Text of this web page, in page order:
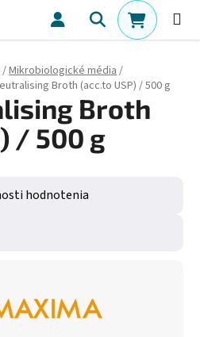
Hľadať
/Mikrobiologické média/
Broth (acc.to USP) / 500 g
Broth
/ 500 g
je 0,0 z 5 hviezdičiek.
hodnotenia